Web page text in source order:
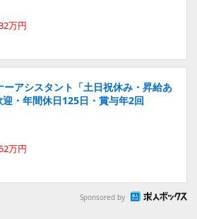
万円
アシスタント「土日祝休み・昇給あ
・年間休日125日・賞与年2回
万円
Sponsored by